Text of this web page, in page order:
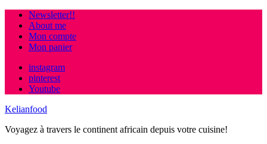
Newsletter!!
About me
Mon compte
Mon panier
instagram
pinterest
Youtube
Kelianfood
Voyagez à travers le continent africain depuis votre cuisine!